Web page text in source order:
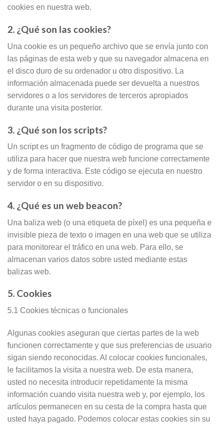
cookies en nuestra web.
2. ¿Qué son las cookies?
Una cookie es un pequeño archivo que se envía junto con
las páginas de esta web y que su navegador almacena en
el disco duro de su ordenador u otro dispositivo. La
información almacenada puede ser devuelta a nuestros
servidores o a los servidores de terceros apropiados
durante una visita posterior.
3. ¿Qué son los scripts?
Un script es un fragmento de código de programa que se
utiliza para hacer que nuestra web funcione correctamente
y de forma interactiva. Este código se ejecuta en nuestro
servidor o en su dispositivo.
4. ¿Qué es un web beacon?
Una baliza web (o una etiqueta de píxel) es una pequeña e
invisible pieza de texto o imagen en una web que se utiliza
para monitorear el tráfico en una web. Para ello, se
almacenan varios datos sobre usted mediante estas
balizas web.
5. Cookies
5.1 Cookies técnicas o funcionales
Algunas cookies aseguran que ciertas partes de la web
funcionen correctamente y que sus preferencias de usuario
sigan siendo reconocidas. Al colocar cookies funcionales,
le facilitamos la visita a nuestra web. De esta manera,
usted no necesita introducir repetidamente la misma
información cuando visita nuestra web y, por ejemplo, los
artículos permanecen en su cesta de la compra hasta que
usted haya pagado. Podemos colocar estas cookies sin su